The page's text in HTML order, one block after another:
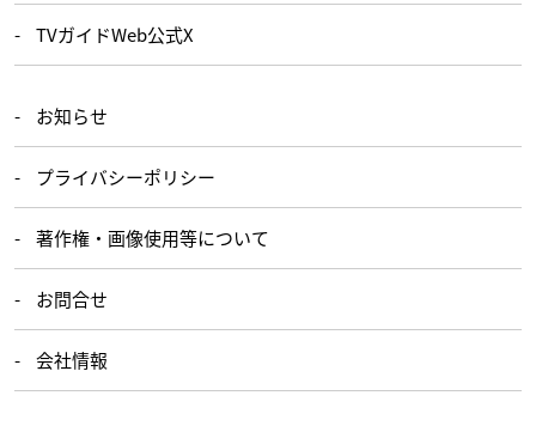
TVガイドWeb公式X
お知らせ
プライバシーポリシー
著作権・画像使用等について
お問合せ
会社情報